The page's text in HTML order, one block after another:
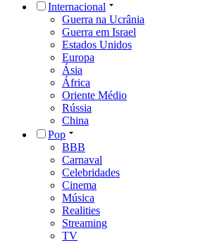
Internacional
Guerra na Ucrânia
Guerra em Israel
Estados Unidos
Europa
Ásia
África
Oriente Médio
Rússia
China
Pop
BBB
Carnaval
Celebridades
Cinema
Música
Realities
Streaming
TV